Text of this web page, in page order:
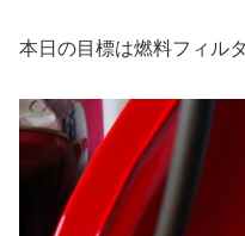
本日の目標は燃料フィル